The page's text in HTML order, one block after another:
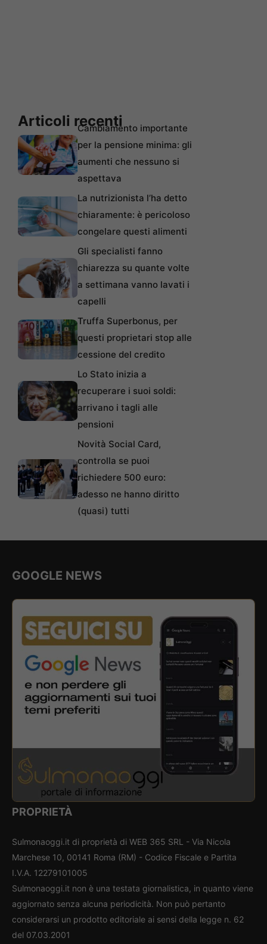
Articoli recentiCambiamento importante
per la pensione minima: gli
aumenti che nessuno si
aspettava
La nutrizionista l’ha detto
chiaramente: è pericoloso
congelare questi alimenti
Gli specialisti fanno
chiarezza su quante volte
a settimana vanno lavati i
capelli
Truffa Superbonus, per
questi proprietari stop alle
cessione del credito
Lo Stato inizia a
recuperare i suoi soldi:
arrivano i tagli alle
pensioni
Novità Social Card,
controlla se puoi
richiedere 500 euro:
adesso ne hanno diritto
(quasi) tutti
GOOGLE NEWS
PROPRIETÀ
Sulmonaoggi.it di proprietà di WEB 365 SRL - Via Nicola
Marchese 10, 00141 Roma (RM) - Codice Fiscale e Partita
I.V.A. 12279101005
Sulmonaoggi.it non è una testata giornalistica, in quanto viene
aggiornato senza alcuna periodicità. Non può pertanto
considerarsi un prodotto editoriale ai sensi della legge n. 62
del 07.03.2001